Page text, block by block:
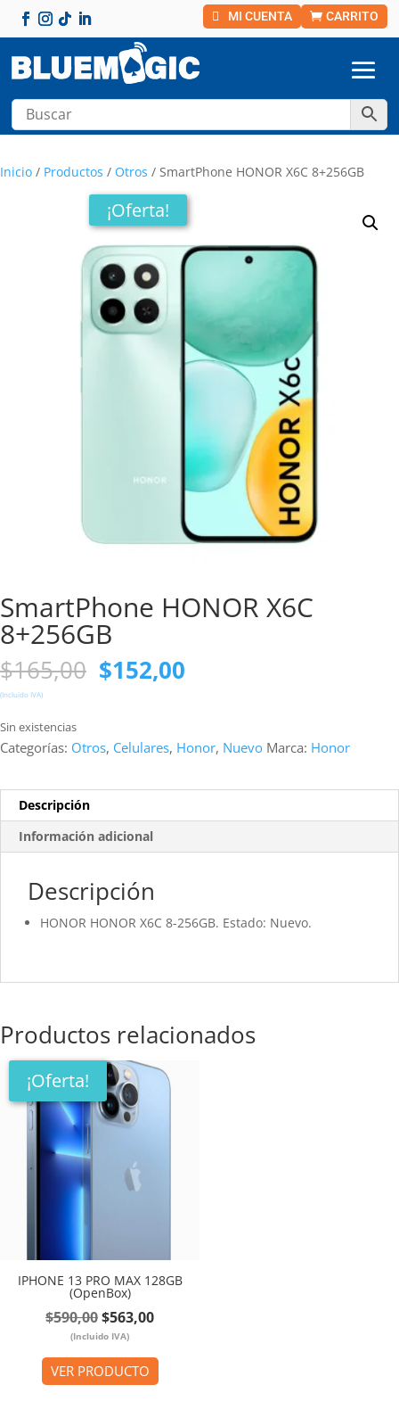
MI CUENTA CARRITO
Inicio / Productos / Otros / SmartPhone HONOR X6C 8+256GB
¡Oferta!
SmartPhone HONOR X6C
8+256GB
$165,00 El
precio
$165,00.
$152,00
$152,00.
(Incluido IVA)
Sin existencias
Categorías: Otros, Celulares, Honor, Nuevo Marca: Honor
Descripción
Información adicional
Descripción
HONOR HONOR X6C 8-256GB. Estado: Nuevo.
Productos relacionados
¡Oferta!
IPHONE 13 PRO MAX 128GB
(OpenBox)
$590,00El
precio
original
era:
$563,00El
actual
es:
(Incluido IVA)
VER PRODUCTO